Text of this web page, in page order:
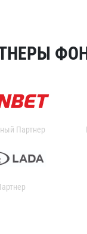
Партнер